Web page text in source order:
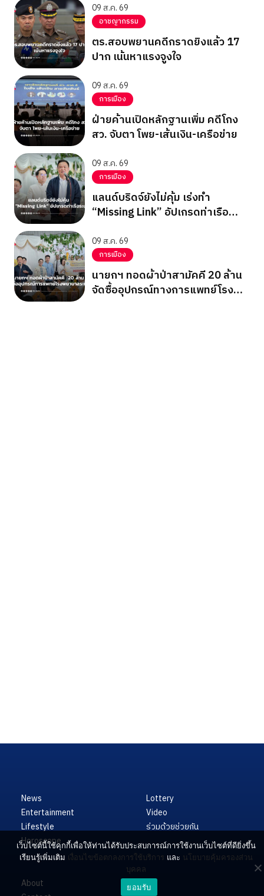
09 ส.ค. 69
อาชญากรรม
ตร.สอบพยานคดีกราดยิงแล้ว 17
ปาก เน้นหาแรงจูงใจ
09 ส.ค. 69
การเมือง
ฝ่ายค้านเปิดหลักฐานเพิ่ม คดีโกง
สว. จับตา โพย-เส้นเงิน-เครือข่าย
09 ส.ค. 69
การเมือง
แลนด์บริดจ์ยังไม่คุ้ม เร่งทำ
“Missing Link” อัปเกรดท่าเรือ
09 ส.ค. 69
การเมือง
นายกฯ ทอดผ้าป่าสามัคคี 20 ล้าน
จัดซื้ออุปกรณ์ทางการแพทย์โรง
News
Entertainment
Lifestyle
Horoscope
Lottery
Video
ร่วมด้วยช่วยกัน
About
เว็บไซต์นี้ใช้คุกกี้เพื่อให้ท่านได้รับประสบการณ์การใช้งานเว็บไซต์ที่ดียิ่งขึ้น
เรียนรู้เพิ่มเติม เงื่อนไขข้อตกลงการใช้บริการ และ นโยบายคุ้มครองส่วน
บุคคล
ยอมรับ